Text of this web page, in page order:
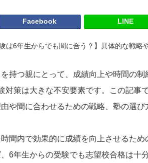
Facebook LINE
持つ親にとって、成績向上や時間の
対策は大きな不安要素です。この記事
や間に合わせるための戦略、塾の選び
間内で効果的に成績を向上させるた
6年生からの受験でも志望校合格は十